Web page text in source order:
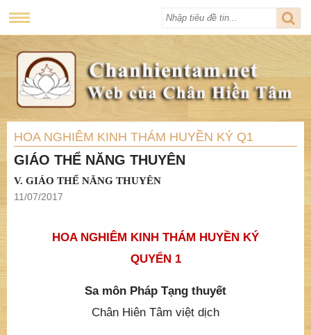
HOA NGHIÊM KINH THÁM HUYỀN KÝ Q1
GIÁO THỂ NĂNG THUYÊN
V. GIÁO THỂ NĂNG THUYÊN
11/07/2017
HOA NGHIÊM KINH THÁM HUYỀN KÝ
QUYỂN 1
Sa môn Pháp Tạng thuyết
Chân Hiên Tâm việt dịch